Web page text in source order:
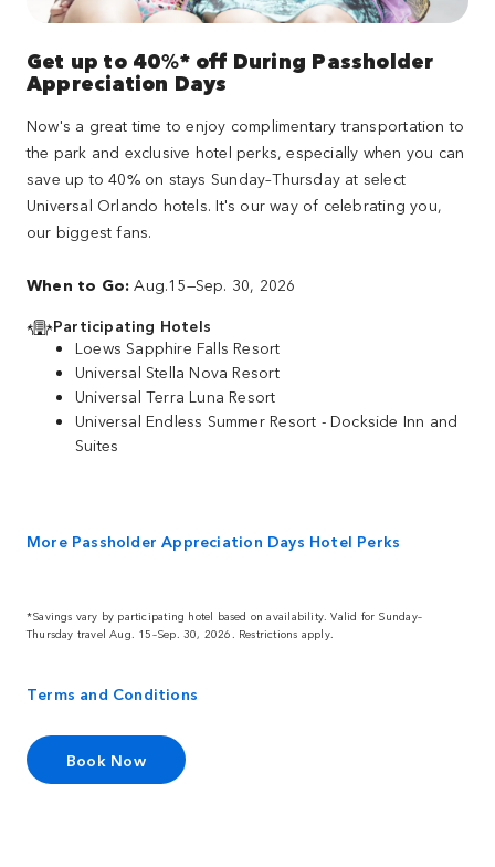
Get up to 40%* off During Passholder
Appreciation Days
Now's a great time to enjoy complimentary transportation to
the park and exclusive hotel perks, especially when you can
save up to 40% on stays Sunday–Thursday at select
Universal Orlando hotels. It's our way of celebrating you,
our biggest fans.
When to Go: Aug.15—Sep. 30, 2026
Participating Hotels
Loews Sapphire Falls Resort
Universal Stella Nova Resort
Universal Terra Luna Resort
Universal Endless Summer Resort - Dockside Inn and
Suites
More Passholder Appreciation Days Hotel Perks
*Savings vary by participating hotel based on availability. Valid for Sunday–
Thursday travel Aug. 15–Sep. 30, 2026. Restrictions apply.
Terms and Conditions
Book Now